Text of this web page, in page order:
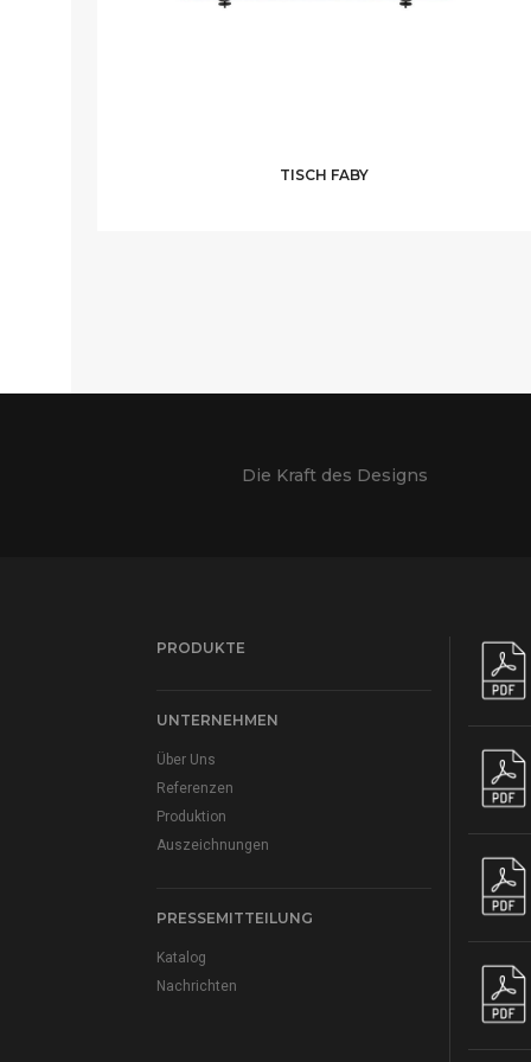
TISCH FABY
Die Kraft des Designs
PRODUKTE
UNTERNEHMEN
Über Uns
Referenzen
Produktion
Auszeichnungen
PRESSEMITTEILUNG
Katalog
Nachrichten